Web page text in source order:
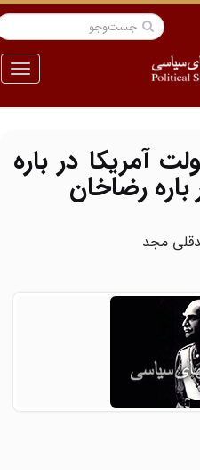
منو
آمریکا در باره
رضاخان
مجد